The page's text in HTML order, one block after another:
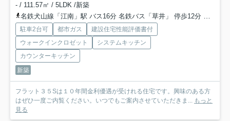
- / 111.57㎡ / 5LDK /新築
名鉄犬山線「江南」駅 バス16分 名鉄バス「草井」 停歩12分
名鉄
駐車2台可 都市ガス
建設住宅性能評価書付
ウォークインクロゼット
システムキッチン
カウンターキッチン
新築
フラット３５Sは１０年間金利優遇が受けれる住宅です。興味のある方
はぜひ一度ご内覧ください。いつでもご案内させていただきま... もっと
見る